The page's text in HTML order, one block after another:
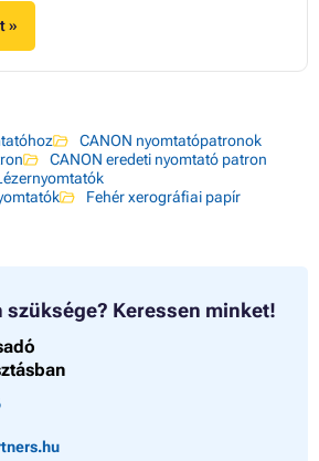
»
CANON nyomtatópatronok
CANON eredeti nyomtató patron
Fehér xerográfiai papír
szüksége? Keressen minket!